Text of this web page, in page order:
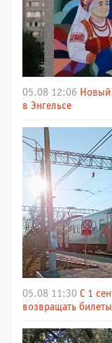
05.08 12:06 Новый
в Энгельсе
05.08 11:30 С 1
возвращать